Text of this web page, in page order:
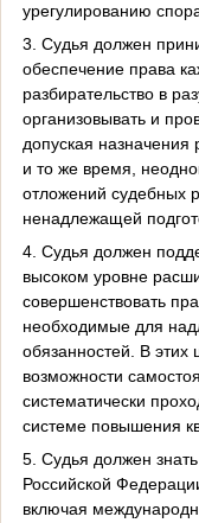
урегулированию
3. Судья должен
обеспечение права
разбирательство в
организовывать и
допуская назначения
и то же время,
отложений судебных
ненадлежащей
4. Судья должен
высоком уровне
совершенствовать
необходимые для
обязанностей. В этих
возможности
систематически
системе повышения
5. Судья должен
Российской
включая